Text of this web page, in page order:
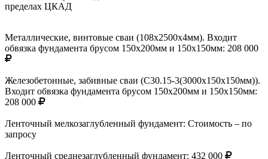
пределах ЦКАД
Металлические, винтовые сваи (108х2500х4мм). Входит
обвязка фундамента брусом 150х200мм и 150х150мм: 208 000
Железобетонные, забивные сваи (С30.15-3(3000х150х150мм)).
Входит обвязка фундамента брусом 150х200мм и 150х150мм:
208 000
Ленточный мелкозаглубленный фундамент: Стоимость – по
запросу
Ленточный среднезаглубленный фундамент: 432 000